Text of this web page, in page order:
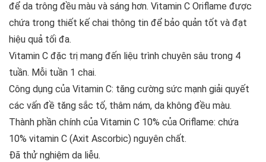
để da trông đều màu và sáng hơn. Vitamin C Oriflame được
chứa trong thiết kế chai thông tin để bảo quản tốt và đạt
hiệu quả tối đa.
Vitamin C đặc trị mang đến liệu trình chuyên sâu trong 4
tuần. Mỗi tuần 1 chai.
Công dụng của Vitamin C: tăng cường sức mạnh giải quyết
các vấn đề tăng sắc tố, thâm nám, da không đều màu.
Thành phần chính của Vitamin C 10% của Oriflame: chứa
10% vitamin C (Axit Ascorbic) nguyên chất.
Đã thử nghiệm da liễu.